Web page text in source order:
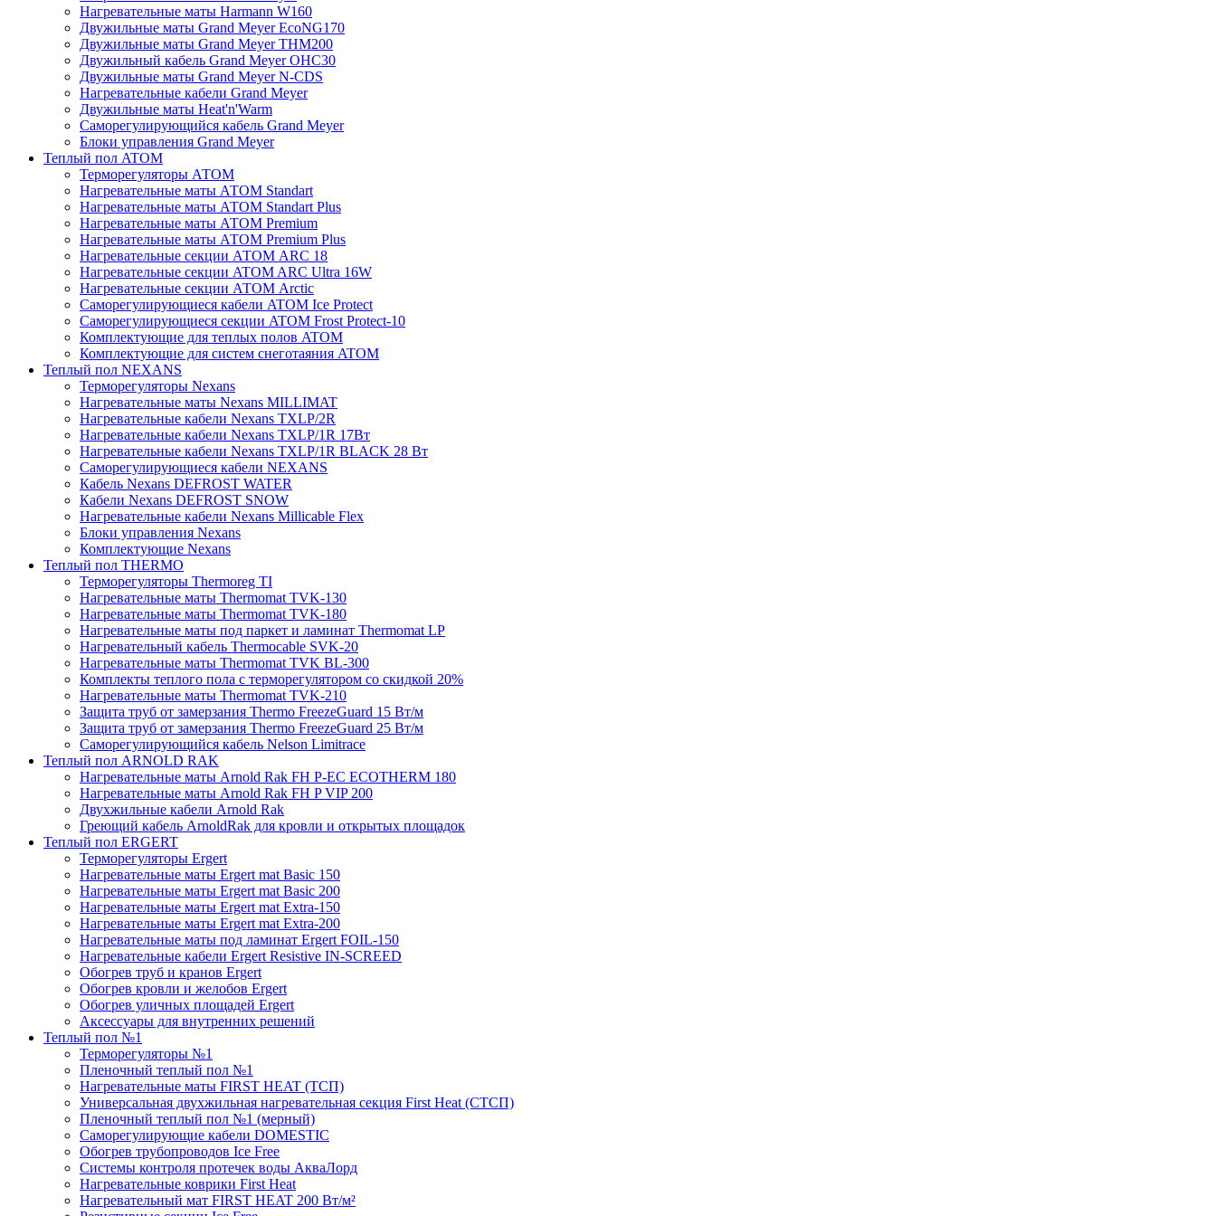
Нагревательные маты Harmann W160
Двужильные маты Grand Meyer EcoNG170
Двужильные маты Grand Meyer THM200
Двужильный кабель Grand Meyer OHC30
Двужильные маты Grand Meyer N-CDS
Нагревательные кабели Grand Meyer
Двужильные маты Heat'n'Warm
Саморегулирующийся кабель Grand Meyer
Блоки управления Grand Meyer
Теплый пол ATOM
Терморегуляторы АТОМ
Нагревательные маты АТОМ Standart
Нагревательные маты АТОМ Standart Plus
Нагревательные маты АТОМ Premium
Нагревательные маты АТОМ Premium Plus
Нагревательные секции АТОМ ARC 18
Нагревательные секции ATOM ARC Ultra 16W
Нагревательные секции АТОМ Arctic
Саморегулирующиеся кабели ATOM Ice Protect
Саморегулирующиеся секции ATOM Frost Protect-10
Комплектующие для теплых полов ATOM
Комплектующие для систем снеготаяния ATOM
Теплый пол NEXANS
Терморегуляторы Nexans
Нагревательные маты Nexans MILLIMAT
Нагревательные кабели Nexans TXLP/2R
Нагревательные кабели Nexans TXLP/1R 17Вт
Нагревательные кабели Nexans TXLP/1R BLACK 28 Вт
Саморегулирующиеся кабели NEXANS
Кабель Nexans DEFROST WATER
Кабели Nexans DEFROST SNOW
Нагревательные кабели Nexans Millicable Flex
Блоки управления Nexans
Комплектующие Nexans
Теплый пол THERMO
Терморегуляторы Thermoreg TI
Нагревательные маты Thermomat TVK-130
Нагревательные маты Thermomat TVK-180
Нагревательные маты под паркет и ламинат Thermomat LP
Нагревательный кабель Thermocable SVK-20
Нагревательные маты Thermomat TVK BL-300
Комплекты теплого пола с терморегулятором со скидкой 20%
Нагревательные маты Thermomat TVK-210
Защита труб от замерзания Thermo FreezeGuard 15 Вт/м
Защита труб от замерзания Thermo FreezeGuard 25 Вт/м
Саморегулирующийся кабель Nelson Limitrace
Теплый пол ARNOLD RAK
Нагревательные маты Arnold Rak FH P-EC ECOTHERM 180
Нагревательные маты Arnold Rak FH P VIP 200
Двухжильные кабели Arnold Rak
Греющий кабель ArnoldRak для кровли и открытых площадок
Теплый пол ERGERT
Терморегуляторы Ergert
Нагревательные маты Ergert mat Basic 150
Нагревательные маты Ergert mat Basic 200
Нагревательные маты Ergert mat Extra-150
Нагревательные маты Ergert mat Extra-200
Нагревательные маты под ламинат Ergert FOIL-150
Нагревательные кабели Ergert Resistive IN-SCREED
Обогрев труб и кранов Ergert
Обогрев кровли и желобов Ergert
Обогрев уличных площадей Ergert
Аксессуары для внутренних решений
Теплый пол №1
Терморегуляторы №1
Пленочный теплый пол №1
Нагревательные маты FIRST HEAT (ТСП)
Универсальная двухжильная нагревательная секция First Heat (СТСП)
Пленочный теплый пол №1 (мерный)
Саморегулирующие кабели DOMESTIC
Обогрев трубопроводов Ice Free
Системы контроля протечек воды АкваЛорд
Нагревательные коврики First Heat
Нагревательный мат FIRST HEAT 200 Вт/м²